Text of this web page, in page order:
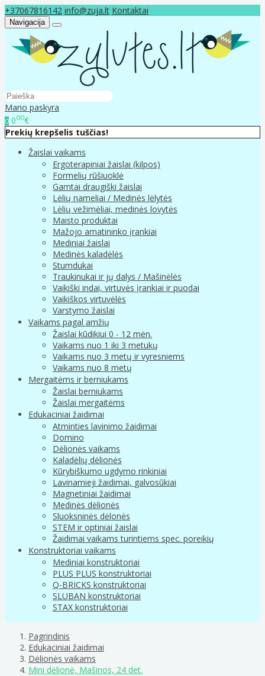
+37067816142 info@zuja.lt Kontaktai
Navigacija
Mano paskyra
0 000€
Prekių krepšelis tuščias!
Žaislai vaikams
Ergoterapiniai žaislai (kilpos)
Formelių rūšiuoklė
Gamtai draugiški žaislai
Lėlių nameliai / Medinės lėlytės
Lėlių vežimėliai, medinės lovytės
Maisto produktai
Mažojo amatininko įrankiai
Mediniai žaislai
Medinės kaladėlės
Stumdukai
Traukinukai ir jų dalys / Mašinėlės
Vaikiški indai, virtuvės įrankiai ir puodai
Vaikiškos virtuvėlės
Varstymo žaislai
Vaikams pagal amžių
Žaislai kūdikiui 0 - 12 mėn.
Vaikams nuo 1 iki 3 metukų
Vaikams nuo 3 metų ir vyresniems
Vaikams nuo 8 metų
Mergaitėms ir berniukams
Žaislai berniukams
Žaislai mergaitėms
Edukaciniai žaidimai
Atminties lavinimo žaidimai
Domino
Dėlionės vaikams
Kaladėlių dėlionės
Kūrybiškumo ugdymo rinkiniai
Lavinamieji žaidimai, galvosūkiai
Magnetiniai žaidimai
Medinės dėlionės
Sluoksninės dėlonės
STEM ir optiniai žaislai
Žaidimai vaikams turintiems spec. poreikių
Konstruktoriai vaikams
Mediniai konstruktoriai
PLUS PLUS konstruktoriai
Q-BRICKS konstruktoriai
SLUBAN konstruktoriai
STAX konstruktoriai
Pagrindinis
Edukaciniai žaidimai
Dėlionės vaikams
Mini dėlionė, Mašinos, 24 det.